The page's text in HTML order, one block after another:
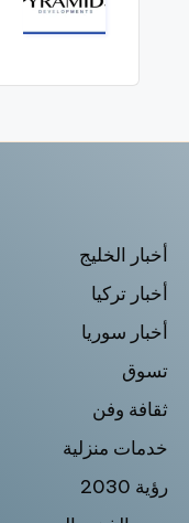
أخبار الخليج
أخبار تركيا
أخبار سوريا
تسوق
ثقافة وفن
خدمات منزلية
رؤية 2030